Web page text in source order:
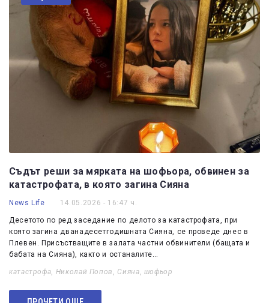
Съдът реши за мярката на шофьора, обвинен за
катастрофата, в която загина Сияна
News Life 14.05.2026 - 16:47 ч.
Десетото по ред заседание по делото за катастрофата, при
която загина дванадесетгодишната Сияна, се проведе днес в
Плевен. Присъстващите в залата частни обвинители (бащата и
бабата на Сияна), както и останалите…
катастрофа, Николай Попов , Сияна, шофьор